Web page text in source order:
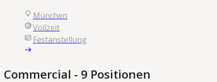
München
Vollzeit
Festanstellung
Commercial - 9 Positionen